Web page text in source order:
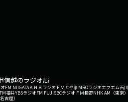
信越のラジオ局
FM NIIGATAＫＮＢラジオ ＦＭとやまMROラジオエフエム石川
FM福井YBSラジオFM FUJISBCラジオ ＦＭ長野NHK AM（東京）
古屋）